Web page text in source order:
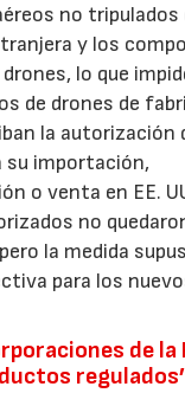
no tripulados
y los
lo que
de drones de
la autorización
su importación,
o venta en EE.
no
la medida
para los
de la
regulados’